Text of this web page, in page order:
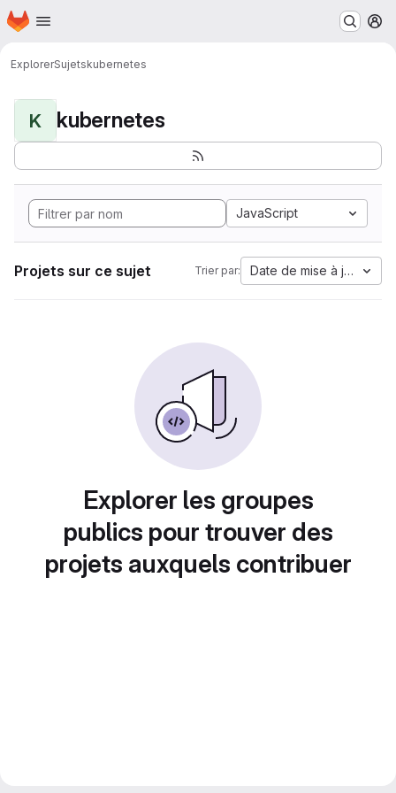
Passer au contenu principal
Page d'accueil
ExplorerSujetskubernetes
K kubernetes
JavaScript
Projets sur ce sujet Trier par: Date de mise à jour
Explorer les groupes
publics pour trouver des
projets auxquels contribuer